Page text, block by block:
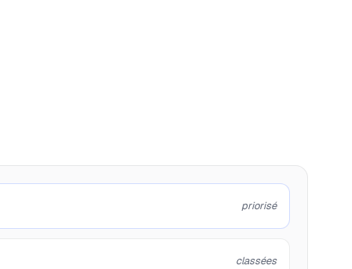
priorisé
classées